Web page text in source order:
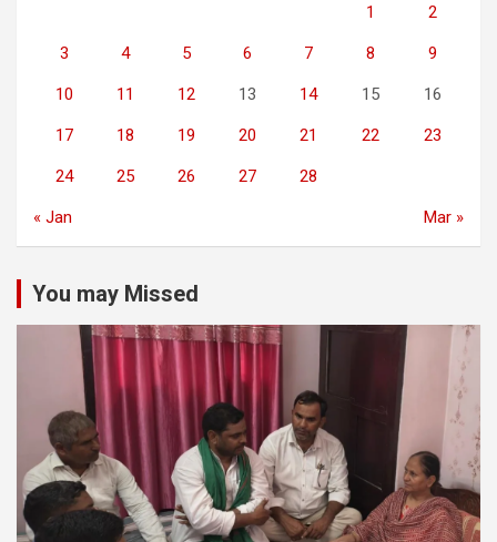
1 2
3 4 5 6 7 8 9
10 11 12 13 14 15 16
17 18 19 20 21 22 23
24 25 26 27 28
« Jan Mar »
You may Missed